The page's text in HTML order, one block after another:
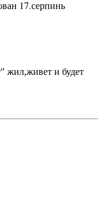
17.серпинь
жил,живет и будет